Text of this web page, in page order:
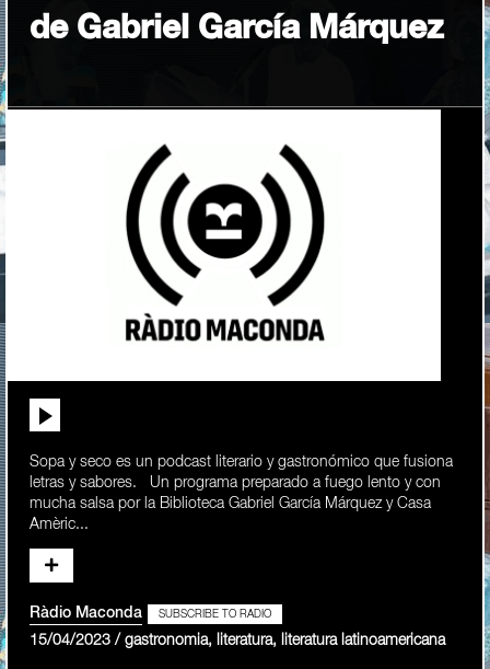
de Gabriel García Márquez
Sopa y seco es un podcast literario y gastronómico que fusiona
letras y sabores. Un programa preparado a fuego lento y con
mucha salsa por la Biblioteca Gabriel García Márquez y Casa
Amèric...
Ràdio Maconda SUBSCRIBE TO RADIO
15/04/2023 / gastronomia, literatura, literatura latinoamericana